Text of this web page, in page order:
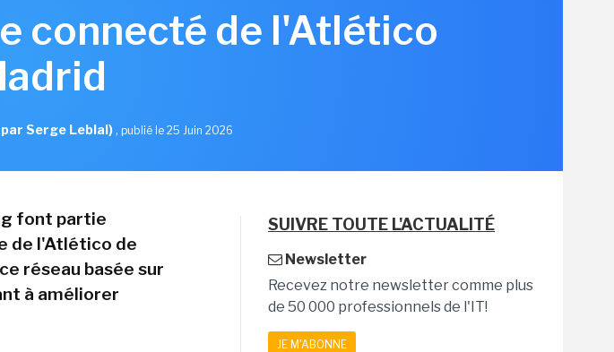
connecté de l'Atlético
Serge Leblal), publié le 25 Juin 2026
font partie
de l'Atlético de
réseau basée sur
à améliorer
SUIVRE TOUTE L'ACTUALITÉ
Newsletter
Recevez notre newsletter comme plus
de 50 000 professionnels de l'IT!
JE M'ABONNE